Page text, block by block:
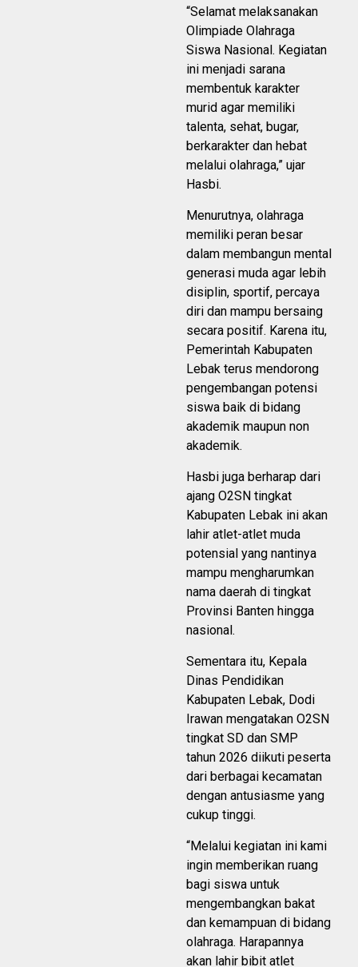
“Selamat melaksanakan
Olimpiade Olahraga
Siswa Nasional. Kegiatan
ini menjadi sarana
membentuk karakter
murid agar memiliki
talenta, sehat, bugar,
berkarakter dan hebat
melalui olahraga,” ujar
Hasbi.
Menurutnya, olahraga
memiliki peran besar
dalam membangun mental
generasi muda agar lebih
disiplin, sportif, percaya
diri dan mampu bersaing
secara positif. Karena itu,
Pemerintah Kabupaten
Lebak terus mendorong
pengembangan potensi
siswa baik di bidang
akademik maupun non
akademik.
Hasbi juga berharap dari
ajang O2SN tingkat
Kabupaten Lebak ini akan
lahir atlet-atlet muda
potensial yang nantinya
mampu mengharumkan
nama daerah di tingkat
Provinsi Banten hingga
nasional.
Sementara itu, Kepala
Dinas Pendidikan
Kabupaten Lebak, Dodi
Irawan mengatakan O2SN
tingkat SD dan SMP
tahun 2026 diikuti peserta
dari berbagai kecamatan
dengan antusiasme yang
cukup tinggi.
“Melalui kegiatan ini kami
ingin memberikan ruang
bagi siswa untuk
mengembangkan bakat
dan kemampuan di bidang
olahraga. Harapannya
akan lahir bibit atlet